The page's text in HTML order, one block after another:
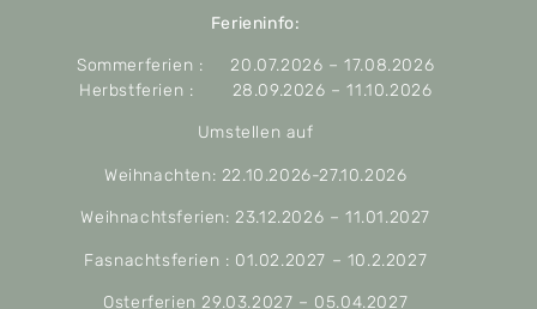
Ferieninfo:
Sommerferien : 20.07.2026 – 17.08.2026
Herbstferien : 28.09.2026 – 11.10.2026
Umstellen auf
Weihnachten: 22.10.2026-27.10.2026
Weihnachtsferien: 23.12.2026 – 11.01.2027
Fasnachtsferien : 01.02.2027 – 10.2.2027
Osterferien 29.03.2027 – 05.04.2027